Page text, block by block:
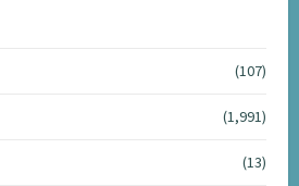
(107)
(1,991)
(13)